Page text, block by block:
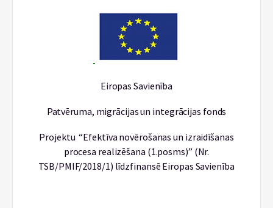
Eiropas Savienība
Patvēruma, migrācijas un integrācijas fonds
Projektu “Efektīva novērošanas un izraidīšanas
procesa realizēšana (1.posms)” (Nr.
TSB/PMIF/2018/1) līdzfinansē Eiropas Savienība